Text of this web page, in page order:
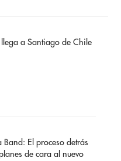
a Santiago de Chile
Band: El proceso detrás
de cara al nuevo